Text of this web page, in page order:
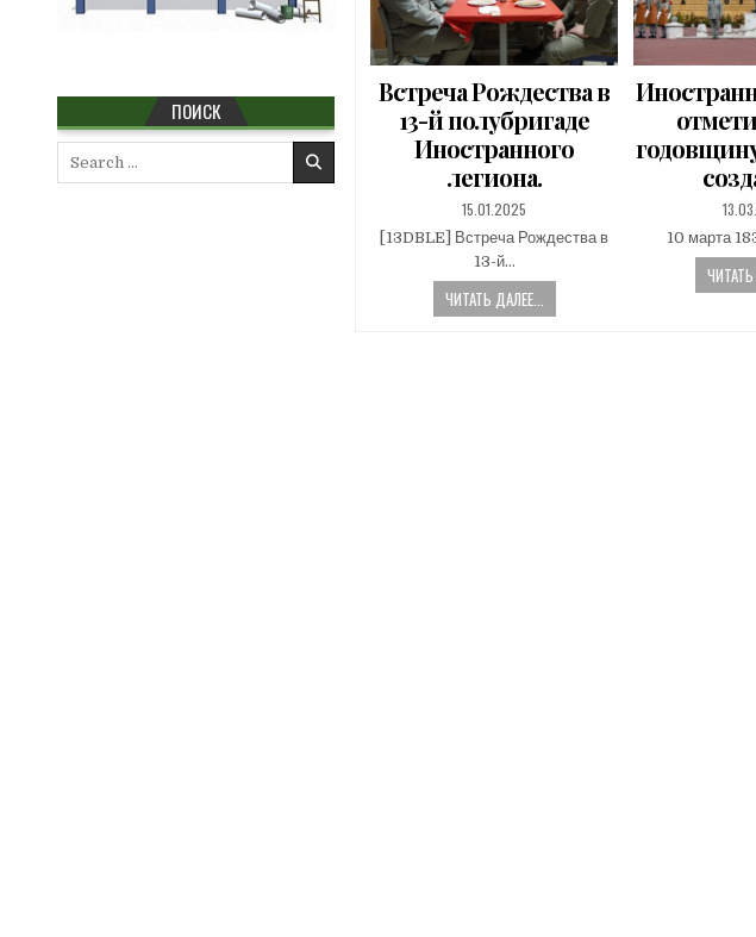
Встреча Рождества в
13-й полубригаде
Иностранного
легиона.
PUBLISHED
DATE:
15.01.2025
[13DBLE] Встреча Рождества в
13-й…
ЧИТАТЬ ДАЛЕЕ...
DATE:
10 марта
ЧИТАТЬ
ПОИСК